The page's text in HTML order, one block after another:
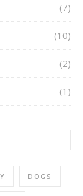
(7)
(10)
(2)
(1)
DOGS